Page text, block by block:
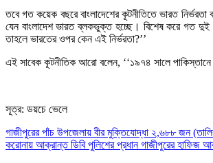
তবে গত কয়েক বছরে বাংলাদেশের কূটনীতিতে ভারত
যেন বাংলাদেশ ভারত ব্লকভুক্ত হচ্ছে। বিশেষ করে গত দুই
তাহলে ভারতের ওপর কেন এই নির্ভরতা?’’
এই সাবেক কূটনীতিক আরো বলেন, ‘‘১৯৭৪ সালে পাকিস্তানে
সূত্র: ডয়চে ভেলে
Post
navigation
গাজীপুরের পাঁচ উপজেলায় বীর মুক্তিযোদ্ধা ২,৬৮৮ জন
করোনায় আক্রান্ত ডিবি পুলিশের প্রধান গাজীপুরের হাফিজ